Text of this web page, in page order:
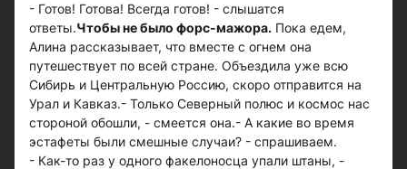
- Готов! Готова! Всегда готов! - слышатся
ответы.Чтобы не было форс-мажора. Пока едем,
Алина рассказывает, что вместе с огнем она
путешествует по всей стране. Объездила уже всю
Сибирь и Центральную Россию, скоро отправится на
Урал и Кавказ.- Только Северный полюс и космос нас
стороной обошли, - смеется она.- А какие во время
эстафеты были смешные случаи? - спрашиваем.
- Как-то раз у одного факелоносца упали штаны, -